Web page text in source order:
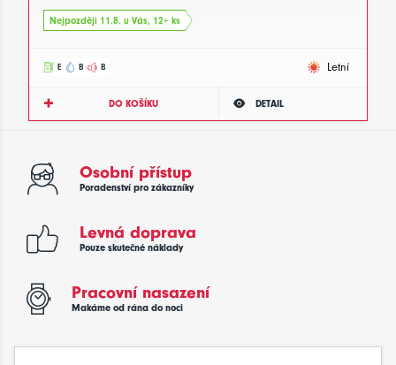
Nejpozději 11.8. u Vás, 12+ ks
E B B Letní
DO KOŠÍKU DETAIL
Osobní přístup
Poradenství pro zákazníky
Levná doprava
Pouze skutečné náklady
Pracovní nasazení
Makáme od rána do noci